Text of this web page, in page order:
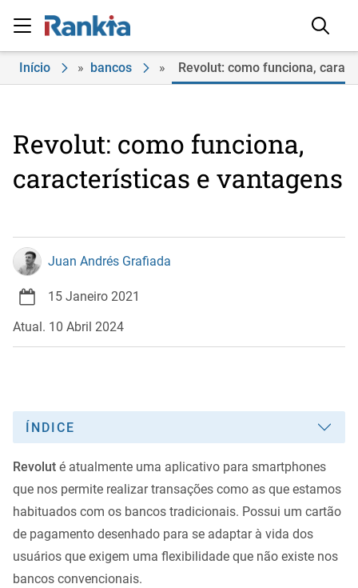
Início » bancos » Revolut: como funciona,
Revolut: como funciona,
características e vantagens
Juan Andrés Grafiada
15 Janeiro 2021
Atual. 10 Abril 2024
ÍNDICE
Revolut é atualmente uma aplicativo para smartphones
que nos permite realizar transações como as que estamos
habituados com os bancos tradicionais. Possui um cartão
de pagamento desenhado para se adaptar à vida dos
usuários que exigem uma flexibilidade que não existe nos
bancos convencionais.